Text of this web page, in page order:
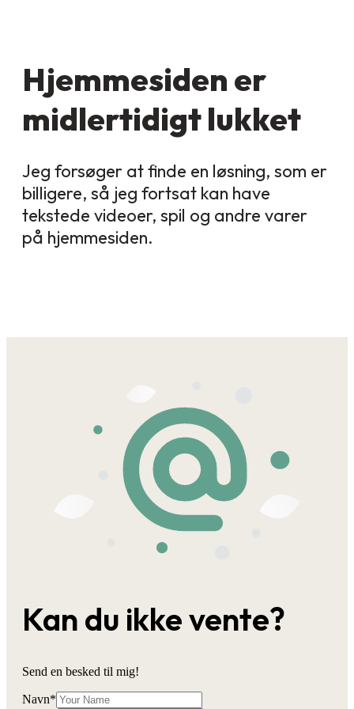
Hjemmesiden er
midlertidigt lukket
Jeg forsøger at finde en løsning, som er
billigere, så jeg fortsat kan have
tekstede videoer, spil og andre varer
på hjemmesiden.
Kan du ikke vente?
Send en besked til mig!
Navn*